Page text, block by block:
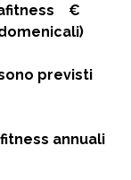
€
previsti
annuali